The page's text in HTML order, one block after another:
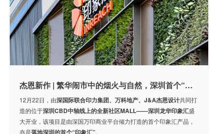
杰恩新作 | 繁华闹市中的烟火与自然，深圳首个“印象汇”开业
12月22日，由深国际联合印力集团、万科地产、J&A杰恩设计共同打
造的位于深圳CBD中轴线上的全新社区MALL——深圳龙华印象汇盛
大开业，该项目是由深国万印商业平台倾力打造的首个印象汇产品，
亦是落地深圳的首个“印象汇”。